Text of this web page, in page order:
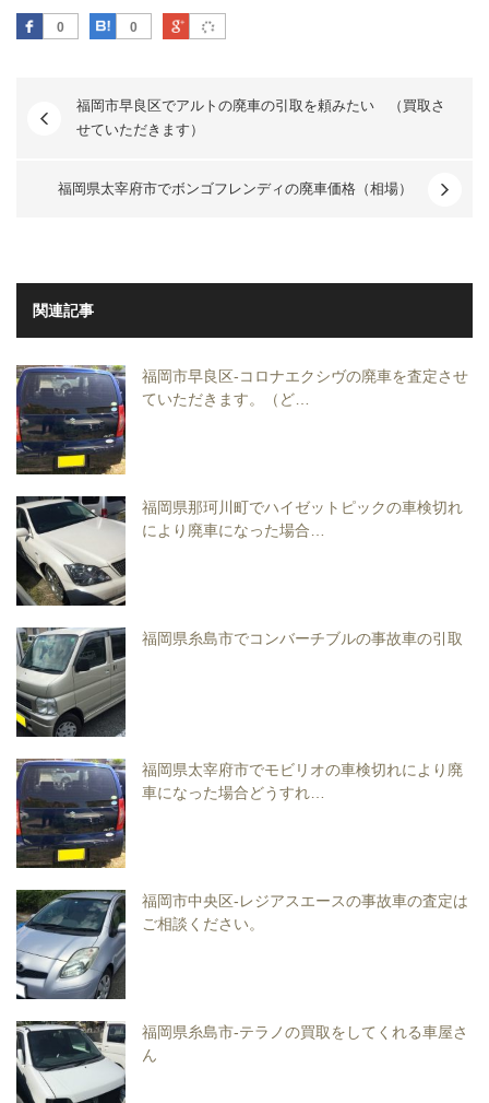
0
Facebook 0
はてなブックマーク
Google Plus
福岡市早良区でアルトの廃車の引取を頼みたい （買取さ
せていただきます）
福岡県太宰府市でボンゴフレンディの廃車価格（相場）
関連記事
福岡市早良区-コロナエクシヴの廃車を査定させ
ていただきます。（ど…
福岡県那珂川町でハイゼットピックの車検切れ
により廃車になった場合…
福岡県糸島市でコンバーチブルの事故車の引取
福岡県太宰府市でモビリオの車検切れにより廃
車になった場合どうすれ…
福岡市中央区-レジアスエースの事故車の査定は
ご相談ください。
福岡県糸島市-テラノの買取をしてくれる車屋さ
ん